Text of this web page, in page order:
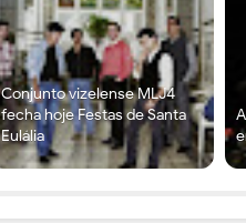
Conjunto vizelense MLJ4
fecha hoje Festas de Santa
Eulália